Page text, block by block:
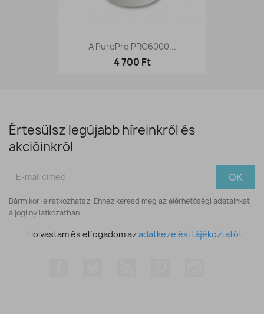
A PurePro PRO6000...
4 700 Ft
Értesülsz legújabb híreinkről és
akcióinkról
Bármikor leiratkozhatsz. Ehhez keresd meg az elérhetőségi adatainkat
a jogi nyilatkozatban.
Elolvastam és elfogadom azadatkezelési tájékoztatót